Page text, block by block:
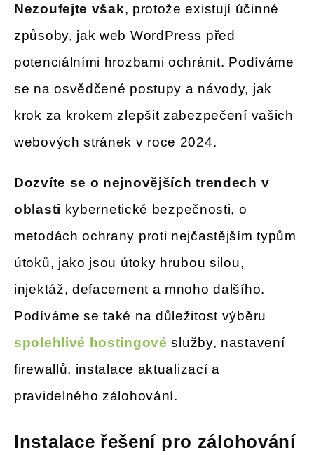
Nezoufejte však, protože existují účinné
způsoby, jak web WordPress před
potenciálními hrozbami ochránit. Podíváme
se na osvědčené postupy a návody, jak
krok za krokem zlepšit zabezpečení vašich
webových stránek v roce 2024.
Dozvíte se o nejnovějších trendech v
oblasti kybernetické bezpečnosti, o
metodách ochrany proti nejčastějším typům
útoků, jako jsou útoky hrubou silou,
injektáž, defacement a mnoho dalšího.
Podíváme se také na důležitost výběru
spolehlivé hostingové služby, nastavení
firewallů, instalace aktualizací a
pravidelného zálohování.
Instalace řešení pro zálohování